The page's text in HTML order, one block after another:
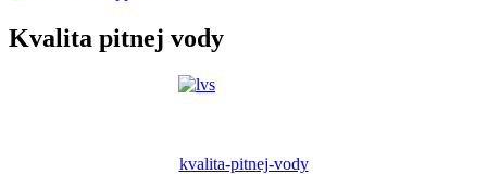
Kvalita pitnej vody
kvalita-pitnej-vody